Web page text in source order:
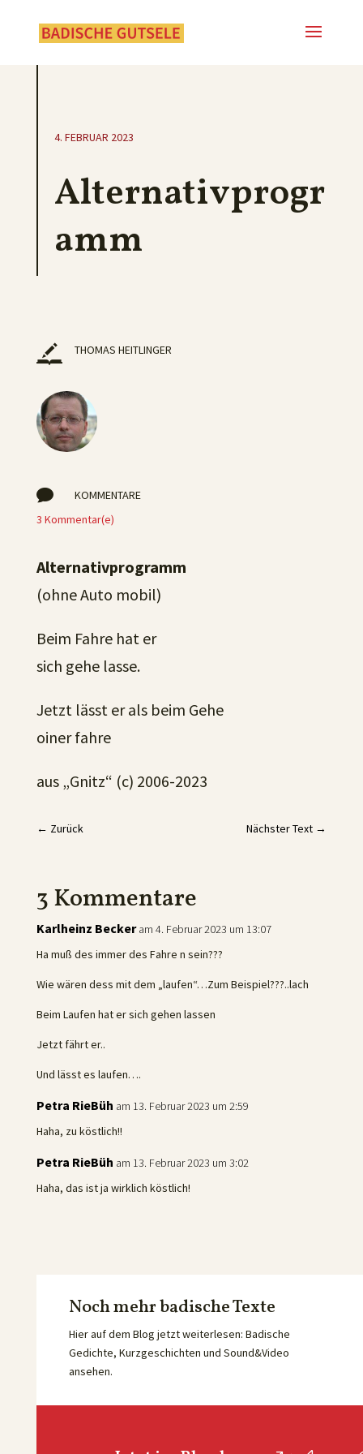
4. FEBRUAR 2023
Alternativprogr
amm
THOMAS HEITLINGER

KOMMENTARE
3 Kommentar(e)
Alternativprogramm
(ohne Auto mobil)
Beim Fahre hat er
sich gehe lasse.
Jetzt lässt er als beim Gehe
oiner fahre
aus „Gnitz“ (c) 2006-2023
← Zurück Nächster Text →
3 Kommentare
Karlheinz Becker am 4. Februar 2023 um 13:07
Ha muß des immer des Fahre n sein???
Wie wären dess mit dem „laufen“…Zum Beispiel???..lach
Beim Laufen hat er sich gehen lassen
Jetzt fährt er..
Und lässt es laufen….
Petra RieBüh am 13. Februar 2023 um 2:59
Haha, zu köstlich!!
Petra RieBüh am 13. Februar 2023 um 3:02
Haha, das ist ja wirklich köstlich!
Noch mehr badische Texte
Hier auf dem Blog jetzt weiterlesen: Badische
Gedichte, Kurzgeschichten und Sound&Video
ansehen.